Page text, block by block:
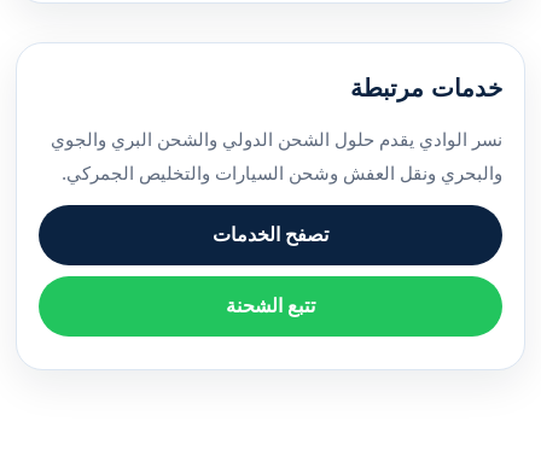
خدمات مرتبطة
نسر الوادي يقدم حلول الشحن الدولي والشحن البري والجوي
والبحري ونقل العفش وشحن السيارات والتخليص الجمركي.
تصفح الخدمات
تتبع الشحنة